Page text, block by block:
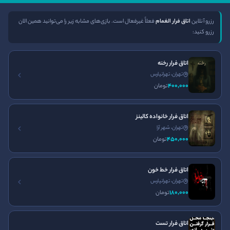
رزرو آنلایناتاق فرار الغمامفعلاً غیرفعال است. بازی‌های مشابه زیر را می‌توانید همین الان
رزرو کنید:
اتاق فرار رخنه
تهران، تهرانپارس
400٬000تومان
اتاق فرار خانواده کالینز
تهران، شهر آرا
450٬000تومان
اتاق فرار خط خون
تهران، تهرانپارس
180٬000تومان
اتاق فرار تست
دسترسی سریع
صفحه اصلی
ورود
تماس با ما
قوانین و مقررات
مجله ایران اسکیپ
خدمت شما هستیم
نصب اپلیکیشن ایران اسکیپ
اتاق فرار ترسناک اتاق فرار اصفهان اتاق فرار تهران اتاق فرار غیر ترسناک اتاق فرار کرج
اتاق فرار مشهد